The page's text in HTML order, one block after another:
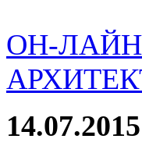
ОН-
14.07.2015